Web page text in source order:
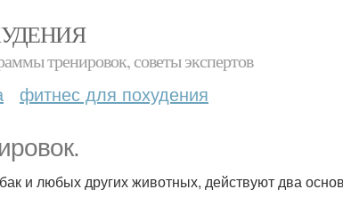
тренировок, советы экспертов
фитнес для похудения
и любых других животных, действуют два